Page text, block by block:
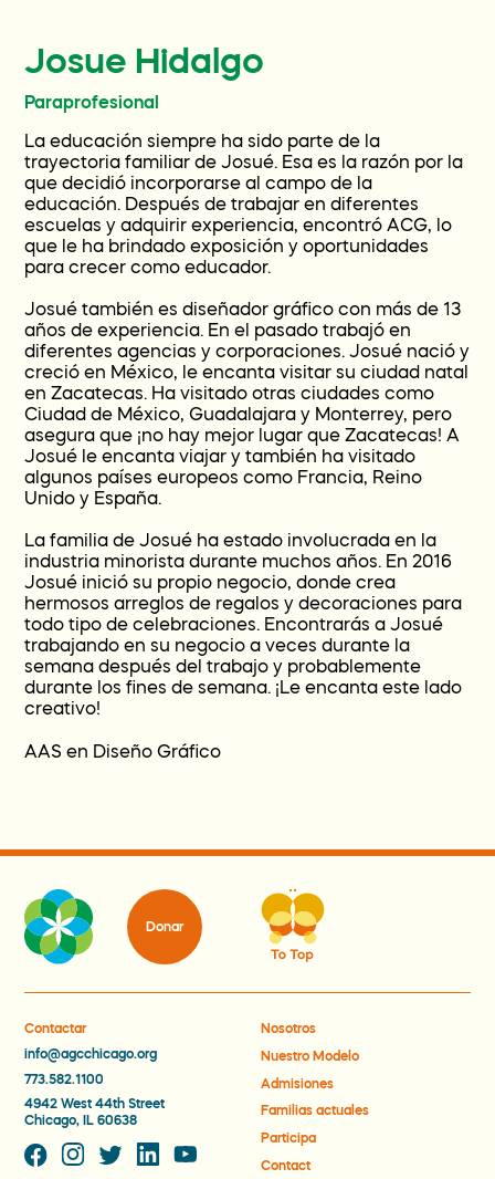
Donate
Josue Hidalgo
Paraprofesional
La educación siempre ha sido parte de la
trayectoria familiar de Josué. Esa es la razón por la
que decidió incorporarse al campo de la
educación. Después de trabajar en diferentes
escuelas y adquirir experiencia, encontró ACG, lo
que le ha brindado exposición y oportunidades
para crecer como educador.
Josué también es diseñador gráfico con más de 13
años de experiencia. En el pasado trabajó en
diferentes agencias y corporaciones. Josué nació y
creció en México, le encanta visitar su ciudad natal
en Zacatecas. Ha visitado otras ciudades como
Ciudad de México, Guadalajara y Monterrey, pero
asegura que ¡no hay mejor lugar que Zacatecas! A
Josué le encanta viajar y también ha visitado
algunos países europeos como Francia, Reino
Unido y España.
La familia de Josué ha estado involucrada en la
industria minorista durante muchos años. En 2016
Josué inició su propio negocio, donde crea
hermosos arreglos de regalos y decoraciones para
todo tipo de celebraciones. Encontrarás a Josué
trabajando en su negocio a veces durante la
semana después del trabajo y probablemente
durante los fines de semana. ¡Le encanta este lado
creativo!
AAS en Diseño Gráfico
Donar
Contactar
info@agcchicago.org
773.582.1100
4942 West 44th Street
Chicago, IL 60638
Nosotros
Nuestro Modelo
Admisiones
Familias actuales
Participa
Contact